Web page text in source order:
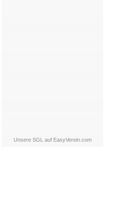
Unsere SGL auf EasyVerein.com